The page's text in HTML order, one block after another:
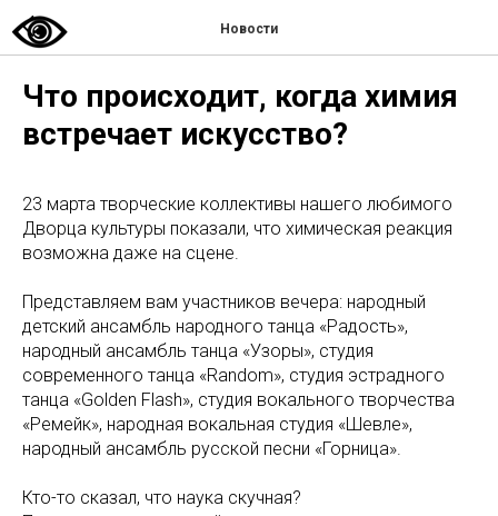
Новости
Что происходит, когда химия
встречает искусство?
23 марта творческие коллективы нашего любимого
Дворца культуры показали, что химическая реакция
возможна даже на сцене.
Представляем вам участников вечера: народный
детский ансамбль народного танца «Радость»,
народный ансамбль танца «Узоры», студия
современного танца «Random», студия эстрадного
танца «Golden Flash», студия вокального творчества
«Ремейк», народная вокальная студия «Шевле»,
народный ансамбль русской песни «Горница».
Кто-то сказал, что наука скучная?